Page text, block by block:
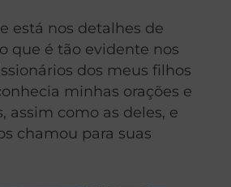
está nos detalhes de
que é tão evidente nos
dos meus filhos
minhas orações e
assim como as deles, e
chamou para suas